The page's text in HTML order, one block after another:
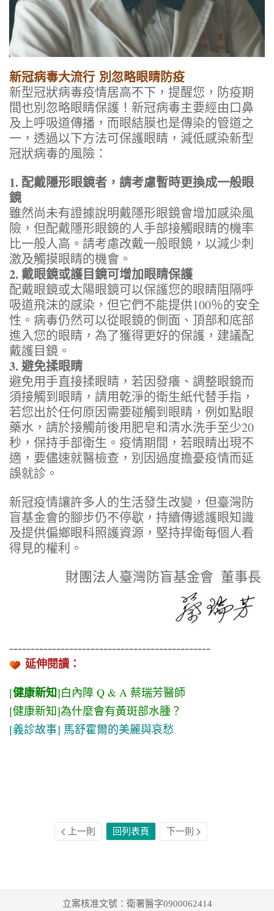
新冠病毒大流行 別忽略眼睛防疫
新型冠狀病毒疫情居高不下，提醒您，防疫期
間也別忽略眼睛保護！新冠病毒主要經由口鼻
及上呼吸道傳播，而眼結膜也是傳染的管道之
一，透過以下方法可保護眼睛，減低感染新型
冠狀病毒的風險：
1. 配戴隱形眼鏡者，請考慮暫時更換成一般眼
鏡
雖然尚未有證據說明戴隱形眼鏡會增加感染風
險，但配戴隱形眼鏡的人手部接觸眼睛的機率
比一般人高。請考慮改戴一般眼鏡，以減少刺
激及觸摸眼睛的機會。
2. 戴眼鏡或護目鏡可增加眼睛保護
配戴眼鏡或太陽眼鏡可以保護您的眼睛阻隔呼
吸道飛沫的感染，但它們不能提供100％的安全
性。病毒仍然可以從眼鏡的側面、頂部和底部
進入您的眼睛，為了獲得更好的保護，建議配
戴護目鏡。
3. 避免揉眼睛
避免用手直接揉眼睛，若因發癢、調整眼鏡而
須接觸到眼睛，請用乾淨的衛生紙代替手指，
若您出於任何原因需要碰觸到眼睛，例如點眼
藥水，請於接觸前後用肥皂和清水洗手至少20
秒，保持手部衛生。疫情期間，若眼睛出現不
適，要儘速就醫檢查，別因過度擔憂疫情而延
誤就診。
新冠疫情讓許多人的生活發生改變，但臺灣防
盲基金會的腳步仍不停歇，持續傳遞護眼知識
及提供偏鄉眼科照護資源，堅持捍衛每個人看
得見的權利。
財團法人臺灣防盲基金會 董事長
-----------------------------------------------
延伸閱讀：
[健康新知]白內障 Q & A 蔡瑞芳醫師
[健康新知]為什麼會有黃斑部水腫？
[義診故事] 馬舒霍爾的美麗與哀愁
上一則 回列表頁 下一則
立案核准文號：衛署醫字0900062414